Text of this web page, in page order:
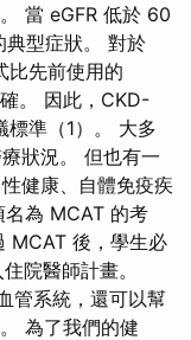
當 eGFR 低於 60
典型症狀。 對於
比先前使用的
。 因此，CKD-
標準（1）。 大多
狀況。 但也有一
健康、自體免疫疾
名為 MCAT 的考
MCAT 後，學生必
院醫師計畫。
管系統，還可以幫
為了我們的健